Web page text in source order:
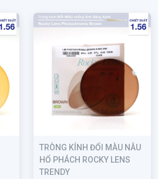
TRÒNG KÍNH ĐỔI MÀU NÂU
HỔ PHÁCH ROCKY LENS
TRENDY